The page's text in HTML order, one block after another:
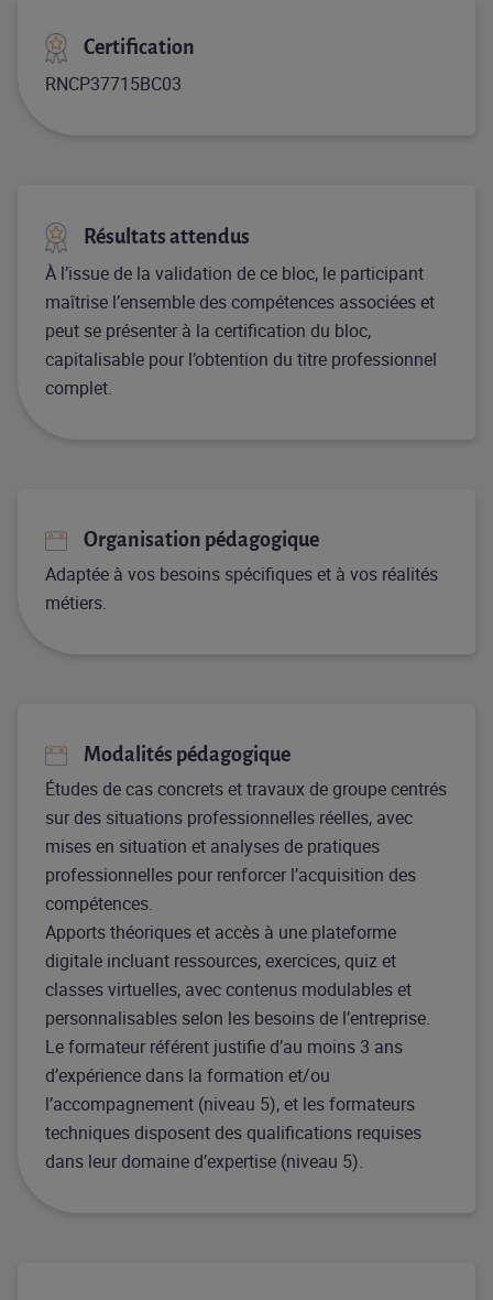
Certification
RNCP37715BC03
Résultats attendus
À l’issue de la validation de ce bloc, le participant
maîtrise l’ensemble des compétences associées et
peut se présenter à la certification du bloc,
capitalisable pour l’obtention du titre professionnel
complet.
Organisation pédagogique
Adaptée à vos besoins spécifiques et à vos réalités
métiers.
Modalités pédagogique
Études de cas concrets et travaux de groupe centrés
sur des situations professionnelles réelles, avec
mises en situation et analyses de pratiques
professionnelles pour renforcer l’acquisition des
compétences.
Apports théoriques et accès à une plateforme
digitale incluant ressources, exercices, quiz et
classes virtuelles, avec contenus modulables et
personnalisables selon les besoins de l’entreprise.
Le formateur référent justifie d’au moins 3 ans
d’expérience dans la formation et/ou
l’accompagnement (niveau 5), et les formateurs
techniques disposent des qualifications requises
dans leur domaine d’expertise (niveau 5).